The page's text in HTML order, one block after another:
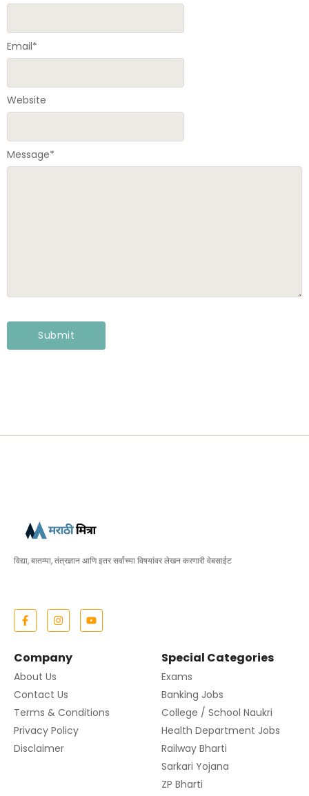
Message*
Email*
Website
विद्या, बातम्या, तंत्रज्ञान आणि इतर सर्वांच्या विषयांवर लेखन करणारी वेबसाईट
Company
About Us
Contact Us
Terms & Conditions
Privacy Policy
Disclaimer
Special Categories
Exams
Banking Jobs
College / School Naukri
Health Department Jobs
Railway Bharti
Sarkari Yojana
ZP Bharti